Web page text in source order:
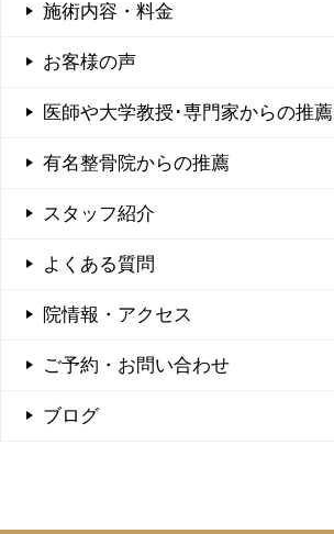
施術内容・料金
お客様の声
医師や大学教授･専門家からの推薦
有名整骨院からの推薦
スタッフ紹介
よくある質問
院情報・アクセス
ご予約・お問い合わせ
ブログ